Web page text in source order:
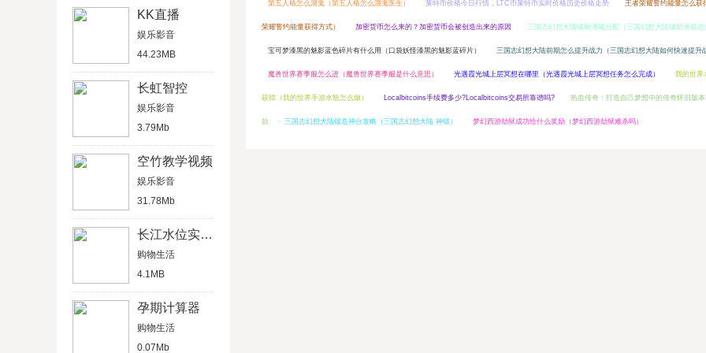
KK直播
娱乐影音
44.23MB
长虹智控
娱乐影音
3.79Mb
空竹教学视频
娱乐影音
31.78Mb
长江水位实时查询
购物生活
4.1MB
孕期计算器
购物生活
0.07Mb
第五人格怎么溜鬼（第五人格怎么溜鬼医生） 莱特币价格今日行情，LTC币莱特币实时价格历史价格走势 王者荣耀誓约能量怎么获
荣耀誓约能量获得方式） 加密货币怎么来的？加密货币会被创造出来的原因 三国志幻想大陆辅助潜能分配（三国幻想大陆辅助潜能选
宝可梦漆黑的魅影蓝色碎片有什么用（口袋妖怪漆黑的魅影蓝碎片） 三国志幻想大陆前期怎么提升战力（三国志幻想大陆如何快速提升
魔兽世界赛季服怎么进（魔兽世界赛季服是什么意思） 光遇霞光城上层冥想在哪里（光遇霞光城上层冥想任务怎么完成） 我的世界
获得（我的世界手游水瓶怎么做） Localbitcoins手续费多少?Localbitcoins交易所靠谱吗? 热血传奇：打造自己梦想中的传奇怀旧版
款 三国志幻想大陆锻造神台攻略（三国志幻想大陆 神锻） 梦幻西游劫狱成功给什么奖励（梦幻西游劫狱难杀吗）